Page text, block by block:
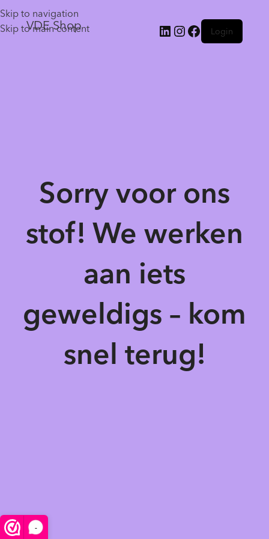
-
Skip to navigation
Skip to main content
VDE Shop Login
Sorry voor ons
stof! We werken
aan iets
geweldigs – kom
snel terug!